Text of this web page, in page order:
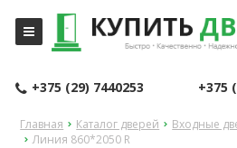
+375 (29) 7440253 +375
Главная Каталог дверей Входные
Линия 860*2050 R